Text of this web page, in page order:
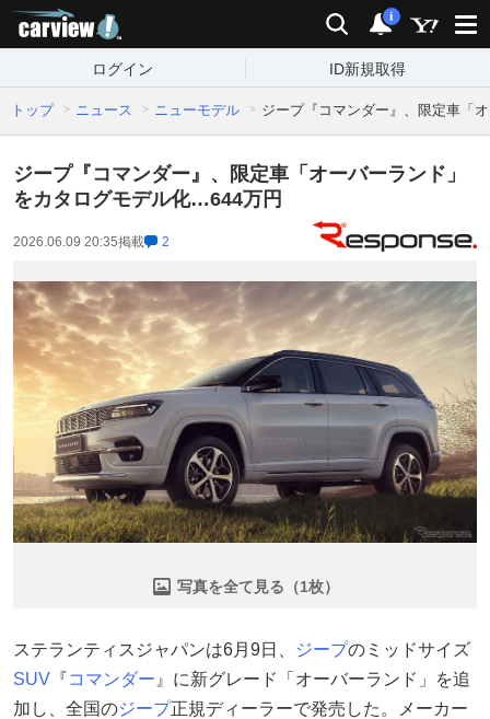
検索 通知
i
ログイン ID新規取得
トップ ニュース ニューモデル ジープ『コマンダー』、限定車「
ジープ『コマンダー』、限定車「オーバーランド」
をカタログモデル化…644万円
2026.06.09 20:35掲載 2
写真を全て見る（1枚）
ステランティスジャパンは6月9日、 ジープのミッドサイズ
SUV 『コマンダー 』に新グレード「オーバーランド」を追
加し、全国のジープ正規ディーラーで発売した。メーカー